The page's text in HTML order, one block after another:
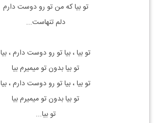
تو بیا که من تو رو دوست دارم
دلم تنهاست...
تو بیا ، بیا تو رو دوست دارم ، بیا
تو بیا بدون تو میمیرم بیا
تو بیا ، بیا تو رو دوست دارم ، بیا
تو بیا بدون تو میمیرم بیا
تو بیا...